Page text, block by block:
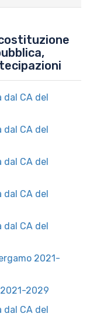
dal CA del
dal CA del
dal CA del
dal CA del
dal CA del
2021-
2029
dal CA del